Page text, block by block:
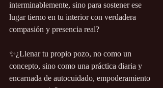
interminablemente, sino para sostener ese
lugar tierno en tu interior con verdadera
compasión y presencia real?
✨¿Llenar tu propio pozo, no como un
concepto, sino como una práctica diaria y
encarnada de autocuidado, empoderamiento